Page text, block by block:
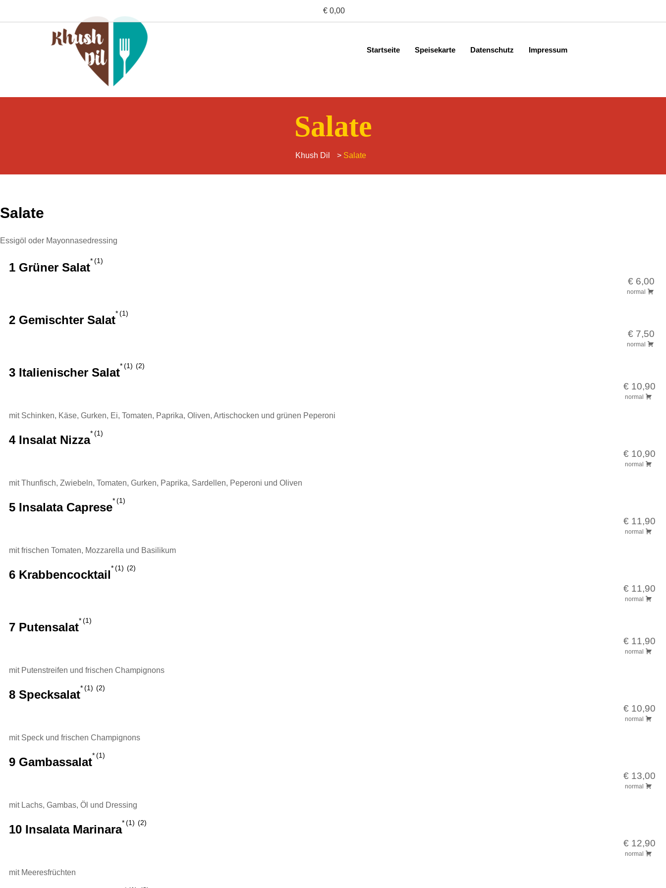
Startseite Speisekarte Datenschutz Impressum
Salate
Khush Dil > Salate
Salate
Essigöl oder Mayonnasedressing
1 Grüner Salat 1
€ 6,00
normal
2 Gemischter Salat 1
€ 7,50
normal
3 Italienischer Salat 1 2
€ 10,90
normal
mit Schinken, Käse, Gurken, Ei, Tomaten, Paprika, Oliven, Artischocken und grünen Peperoni
4 Insalat Nizza 1
€ 10,90
normal
mit Thunfisch, Zwiebeln, Tomaten, Gurken, Paprika, Sardellen, Peperoni und Oliven
5 Insalata Caprese 1
€ 11,90
normal
mit frischen Tomaten, Mozzarella und Basilikum
6 Krabbencocktail 1 2
€ 11,90
normal
7 Putensalat 1
€ 11,90
normal
mit Putenstreifen und frischen Champignons
8 Specksalat 1 2
€ 10,90
normal
mit Speck und frischen Champignons
9 Gambassalat 1
€ 13,00
normal
mit Lachs, Gambas, Öl und Dressing
10 Insalata Marinara 1 2
€ 12,90
normal
mit Meeresfrüchten
€ 0,00